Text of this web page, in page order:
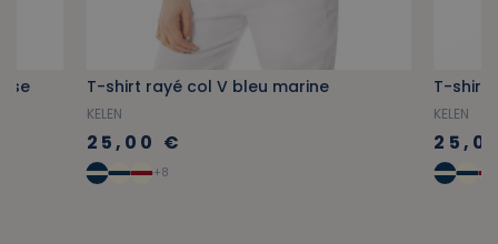
T-shirt rayé col V bleu marine
KELEN
25,00 €
+8
T-shirt
KELEN